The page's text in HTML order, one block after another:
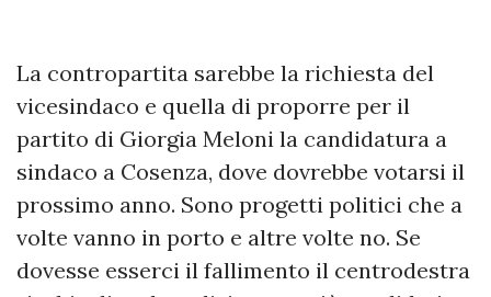
La contropartita sarebbe la richiesta del
vicesindaco e quella di proporre per il
partito di Giorgia Meloni la candidatura a
sindaco a Cosenza, dove dovrebbe votarsi il
prossimo anno. Sono progetti politici che a
volte vanno in porto e altre volte no. Se
dovesse esserci il fallimento il centrodestra